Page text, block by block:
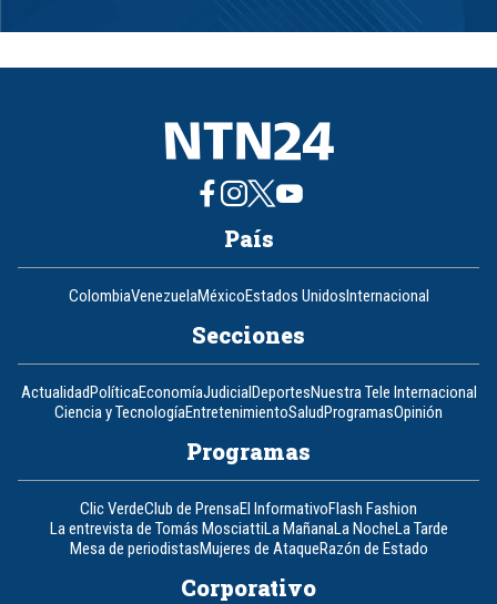
1
8
País
ColombiaVenezuelaMéxicoEstados UnidosInternacional
Secciones
ActualidadPolíticaEconomíaJudicialDeportesNuestra Tele Internacional
Ciencia y TecnologíaEntretenimientoSaludProgramasOpinión
Programas
Clic VerdeClub de PrensaEl InformativoFlash Fashion
La entrevista de Tomás MosciattiLa MañanaLa NocheLa Tarde
Mesa de periodistasMujeres de AtaqueRazón de Estado
Corporativo